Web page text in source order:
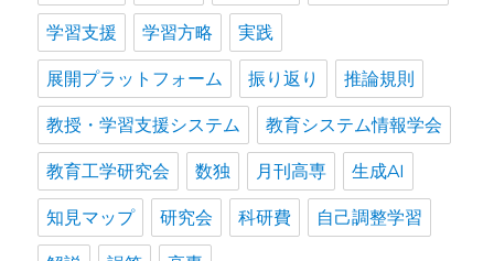
学習支援 学習方略 実践
展開プラットフォーム 振り返り 推論規則
教授・学習支援システム 教育システム情報学会
教育工学研究会 数独 月刊高専 生成AI
知見マップ 研究会 科研費 自己調整学習